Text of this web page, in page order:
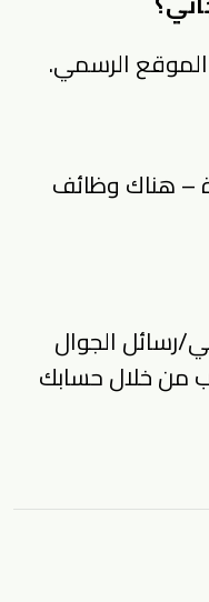
الموقع الرسمي.
– هناك وظائف
رسائل الجوال
من خلال حسابك